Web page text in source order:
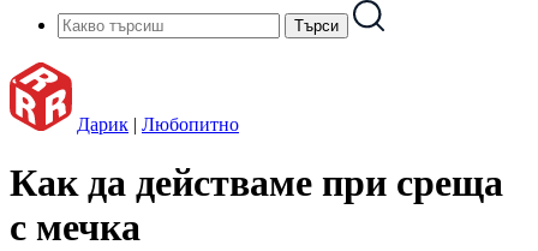
Дарик | Любопитно
Как да действаме при среща
с мечка